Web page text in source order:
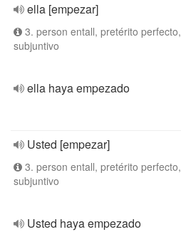
ella [empezar]
3. person entall, pretérito perfecto,
subjuntivo
ella haya empezado
Usted [empezar]
3. person entall, pretérito perfecto,
subjuntivo
Usted haya empezado